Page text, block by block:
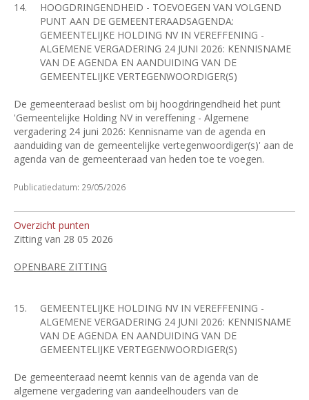
14.
HOOGDRINGENDHEID - TOEVOEGEN VAN VOLGEND
PUNT AAN DE GEMEENTERAADSAGENDA:
GEMEENTELIJKE HOLDING NV IN VEREFFENING -
ALGEMENE VERGADERING 24 JUNI 2026: KENNISNAME
VAN DE AGENDA EN AANDUIDING VAN DE
GEMEENTELIJKE VERTEGENWOORDIGER(S)
De gemeenteraad beslist om bij hoogdringendheid het punt
'Gemeentelijke Holding NV in vereffening - Algemene
vergadering 24 juni 2026: Kennisname van de agenda en
aanduiding van de gemeentelijke vertegenwoordiger(s)' aan de
agenda van de gemeenteraad van heden toe te voegen.
Publicatiedatum: 29/05/2026
Overzicht punten
Zitting van 28 05 2026
OPENBARE ZITTING
15.
GEMEENTELIJKE HOLDING NV IN VEREFFENING -
ALGEMENE VERGADERING 24 JUNI 2026: KENNISNAME
VAN DE AGENDA EN AANDUIDING VAN DE
GEMEENTELIJKE VERTEGENWOORDIGER(S)
De gemeenteraad neemt kennis van de agenda van de
algemene vergadering van aandeelhouders van de